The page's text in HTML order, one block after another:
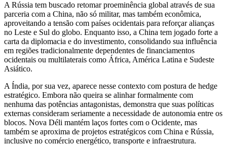
A Rússia tem buscado retomar proeminência global através de sua
parceria com a China, não só militar, mas também econômica,
aproveitando a tensão com países ocidentais para reforçar alianças
no Leste e Sul do globo. Enquanto isso, a China tem jogado forte a
carta da diplomacia e do investimento, consolidando sua influência
em regiões tradicionalmente dependentes de financiamentos
ocidentais ou multilaterais como África, América Latina e Sudeste
Asiático.
A Índia, por sua vez, aparece nesse contexto com postura de hedge
estratégico. Embora não queira se alinhar formalmente com
nenhuma das potências antagonistas, demonstra que suas políticas
externas consideram seriamente a necessidade de autonomia entre os
blocos. Nova Déli mantém laços fortes com o Ocidente, mas
também se aproxima de projetos estratégicos com China e Rússia,
inclusive no comércio energético, transporte e infraestrutura.